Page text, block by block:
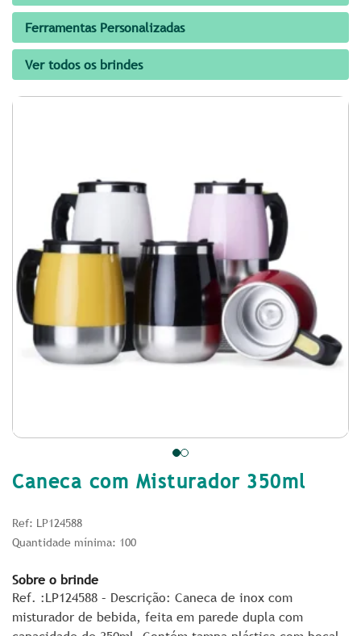
Ferramentas Personalizadas
Ver todos os brindes
Caneca com Misturador 350ml
Ref: LP124588
Quantidade mínima: 100
Sobre o brinde
Ref. :LP124588 – Descrição: Caneca de inox com
misturador de bebida, feita em parede dupla com